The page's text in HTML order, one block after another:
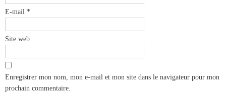
E-mail *
Site web
Enregistrer mon nom, mon e-mail et mon site dans le navigateur pour mon
prochain commentaire.